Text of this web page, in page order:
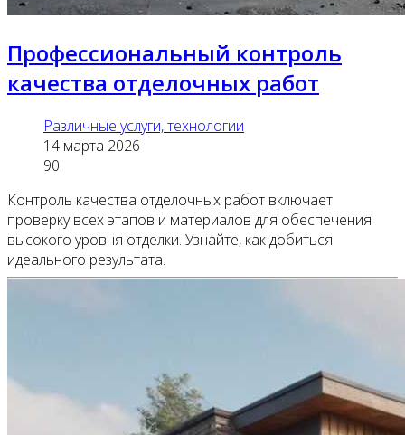
Профессиональный контроль
качества отделочных работ
Различные услуги, технологии
14 марта 2026
90
Контроль качества отделочных работ включает
проверку всех этапов и материалов для обеспечения
высокого уровня отделки. Узнайте, как добиться
идеального результата.